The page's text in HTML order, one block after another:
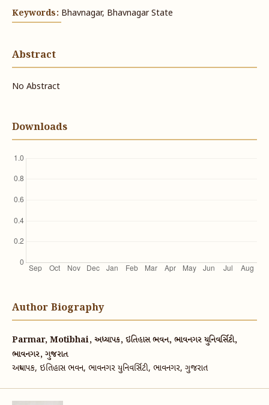
Keywords: Bhavnagar, Bhavnagar State
Abstract
No Abstract
Downloads
Author Biography
Parmar, Motibhai, અધ્યાપક, ઇતિહાસ ભવન, ભાવનગર યુનિવર્સિટી,
ભાવનગર, ગુજરાત
અધ્યાપક, ઇતિહાસ ભવન, ભાવનગર યુનિવર્સિટી, ભાવનગર, ગુજરાત